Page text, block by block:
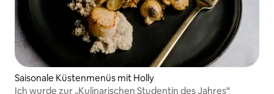
Saisonale Küstenmenüs mit Holly
Ich wurde zur „Kulinarischen Studentin des Jahres“